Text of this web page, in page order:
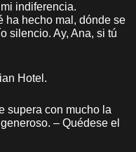
indiferencia.
ha hecho mal, dónde se
silencio. Ay, Ana, si tú
Hotel.
supera con mucho la
– Quédese el